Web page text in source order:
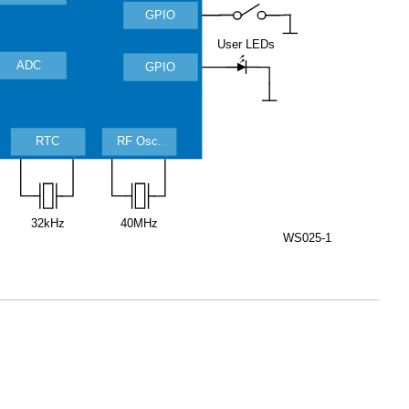
32kHz 40MHz
ADC
RTC RF Osc.
GPIO
GPIO
User LEDs
WS025-1